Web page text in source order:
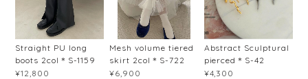
Straight PU long
boots 2col＊S-1159
¥12,800
Mesh volume tiered
skirt 2col＊S-722
¥6,900
Abstract Sculptural
pierced＊S-42
¥4,300